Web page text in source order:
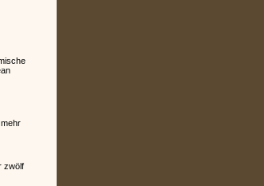
zwölf